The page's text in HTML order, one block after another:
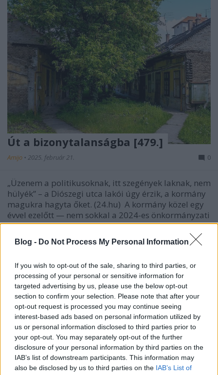
Blog - Do Not Process My Personal Information
If you wish to opt-out of the sale, sharing to third parties, or
processing of your personal or sensitive information for
targeted advertising by us, please use the below opt-out
section to confirm your selection. Please note that after your
opt-out request is processed you may continue seeing
interest-based ads based on personal information utilized by
us or personal information disclosed to third parties prior to
your opt-out. You may separately opt-out of the further
disclosure of your personal information by third parties on the
IAB’s list of downstream participants. This information may
also be disclosed by us to third parties on the IAB’s List of
Út a bizonytalanságba [479.]
Amijo • 2025. február 21. 0
„Üzenem a politikusoknak, itt szegények laknak, nem
hülyék” – a Diószegi utca lakói úgy érzik, a kormány
magukra hagyta őket. (24.hu) A kormány közel egy
évvel ezelőtt — nem sokkal a 2024-es önkormányzati
választás előtt — elfogadott egy jogszabályt, amely
a Diószegi Sámuel utcában és környékén…